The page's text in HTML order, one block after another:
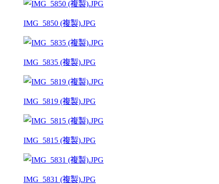
IMG_5850 (複製).JPG
IMG_5835 (複製).JPG
IMG_5819 (複製).JPG
IMG_5815 (複製).JPG
IMG_5831 (複製).JPG